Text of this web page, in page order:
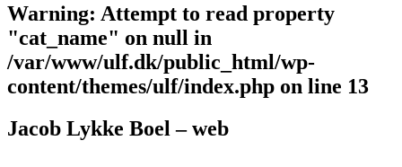
Warning: Attempt to read property
"cat_name" on null in
/var/www/ulf.dk/public_html/wp-
content/themes/ulf/index.php on line 13
Jacob Lykke Boel – web